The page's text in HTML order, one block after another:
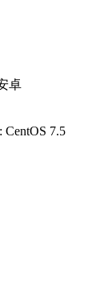
卓
: CentOS 7.5